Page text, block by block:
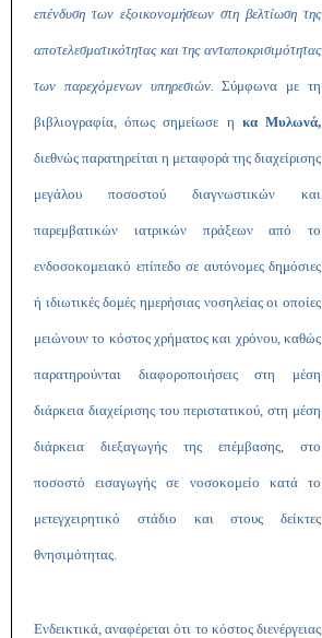
επένδυση των εξοικονομήσεων στη βελτίωση της
αποτελεσματικότητας και της ανταποκρισιμότητας
των παρεχόμενων υπηρεσιών. Σύμφωνα με τη
βιβλιογραφία, όπως σημείωσε η κα Μυλωνά,
διεθνώς παρατηρείται η μεταφορά της διαχείρισης
μεγάλου ποσοστού διαγνωστικών και
παρεμβατικών ιατρικών πράξεων από το
ενδοσοκομειακό επίπεδο σε αυτόνομες δημόσιες
ή ιδιωτικές δομές ημερήσιας νοσηλείας οι οποίες
μειώνουν το κόστος χρήματος και χρόνου, καθώς
παρατηρούνται διαφοροποιήσεις στη μέση
διάρκεια διαχείρισης του περιστατικού, στη μέση
διάρκεια διεξαγωγής της επέμβασης, στο
ποσοστό εισαγωγής σε νοσοκομείο κατά το
μετεγχειρητικό στάδιο και στους δείκτες
θνησιμότητας.
Ενδεικτικά, αναφέρεται ότι το κόστος διενέργειας